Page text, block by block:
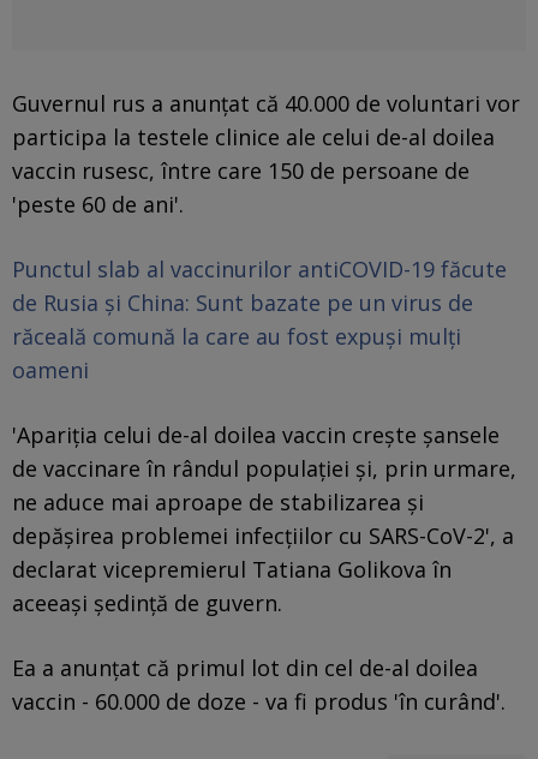
Guvernul rus a anunţat că 40.000 de voluntari vor
participa la testele clinice ale celui de-al doilea
vaccin rusesc, între care 150 de persoane de
'peste 60 de ani'.
Punctul slab al vaccinurilor antiCOVID-19 făcute
de Rusia şi China: Sunt bazate pe un virus de
răceală comună la care au fost expuşi mulţi
oameni
'Apariţia celui de-al doilea vaccin creşte şansele
de vaccinare în rândul populaţiei şi, prin urmare,
ne aduce mai aproape de stabilizarea şi
depăşirea problemei infecţiilor cu SARS-CoV-2', a
declarat vicepremierul Tatiana Golikova în
aceeaşi şedinţă de guvern.
Ea a anunţat că primul lot din cel de-al doilea
vaccin - 60.000 de doze - va fi produs 'în curând'.